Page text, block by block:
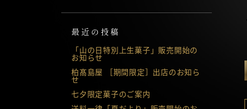
最近の投稿
「山の日特別上生菓子」販売開始の
お知らせ
柏髙島屋 ［期間限定］出店のお知ら
せ
七夕限定菓子のご案内